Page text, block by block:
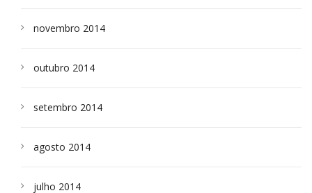
novembro 2014
outubro 2014
setembro 2014
agosto 2014
julho 2014